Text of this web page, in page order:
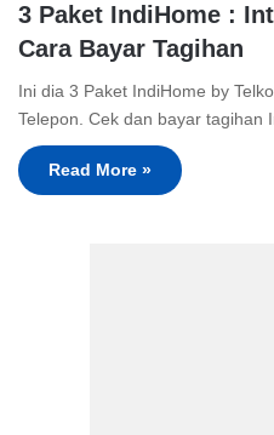
3 Paket IndiHome :
Cara Bayar Tagihan
Ini dia 3 Paket IndiHome by
Telepon. Cek dan bayar tagihan
Read More »